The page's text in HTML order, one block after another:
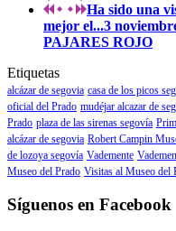
Ha sido una
mejor el...3
PAJARES ROJO
Etiquetas
alcázar de segovia casa de los picos
oficial del Prado mudéjar alcazar de
Prado plaza de las sirenas segovía
alcázar de segovia Robert Campin
de lozoya segovía Vademente
Museo del Prado Visitas al Museo del
Síguenos en Facebook